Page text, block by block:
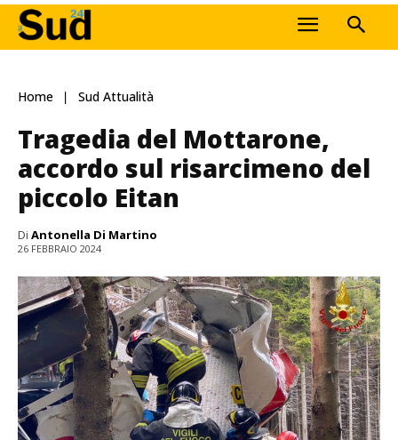
Home Sud Attualità
Tragedia del Mottarone,
accordo sul risarcimeno del
piccolo Eitan
Di Antonella Di Martino
26 FEBBRAIO 2024